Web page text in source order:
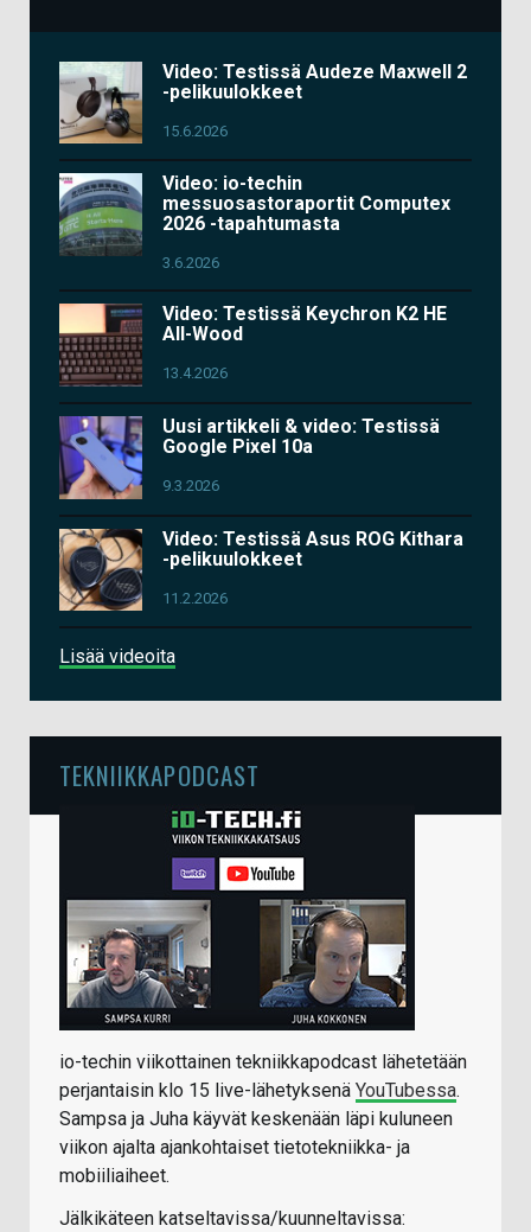
Video: Testissä Audeze Maxwell 2
-pelikuulokkeet
15.6.2026
Video: io-techin
messuosastoraportit Computex
2026 -tapahtumasta
3.6.2026
Video: Testissä Keychron K2 HE
All-Wood
13.4.2026
Uusi artikkeli & video: Testissä
Google Pixel 10a
9.3.2026
Video: Testissä Asus ROG Kithara
-pelikuulokkeet
11.2.2026
Lisää videoita
TEKNIIKKAPODCAST
io-techin viikottainen tekniikkapodcast lähetetään
perjantaisin klo 15 live-lähetyksenä YouTubessa.
Sampsa ja Juha käyvät keskenään läpi kuluneen
viikon ajalta ajankohtaiset tietotekniikka- ja
mobiiliaiheet.
Jälkikäteen katseltavissa/kuunneltavissa: